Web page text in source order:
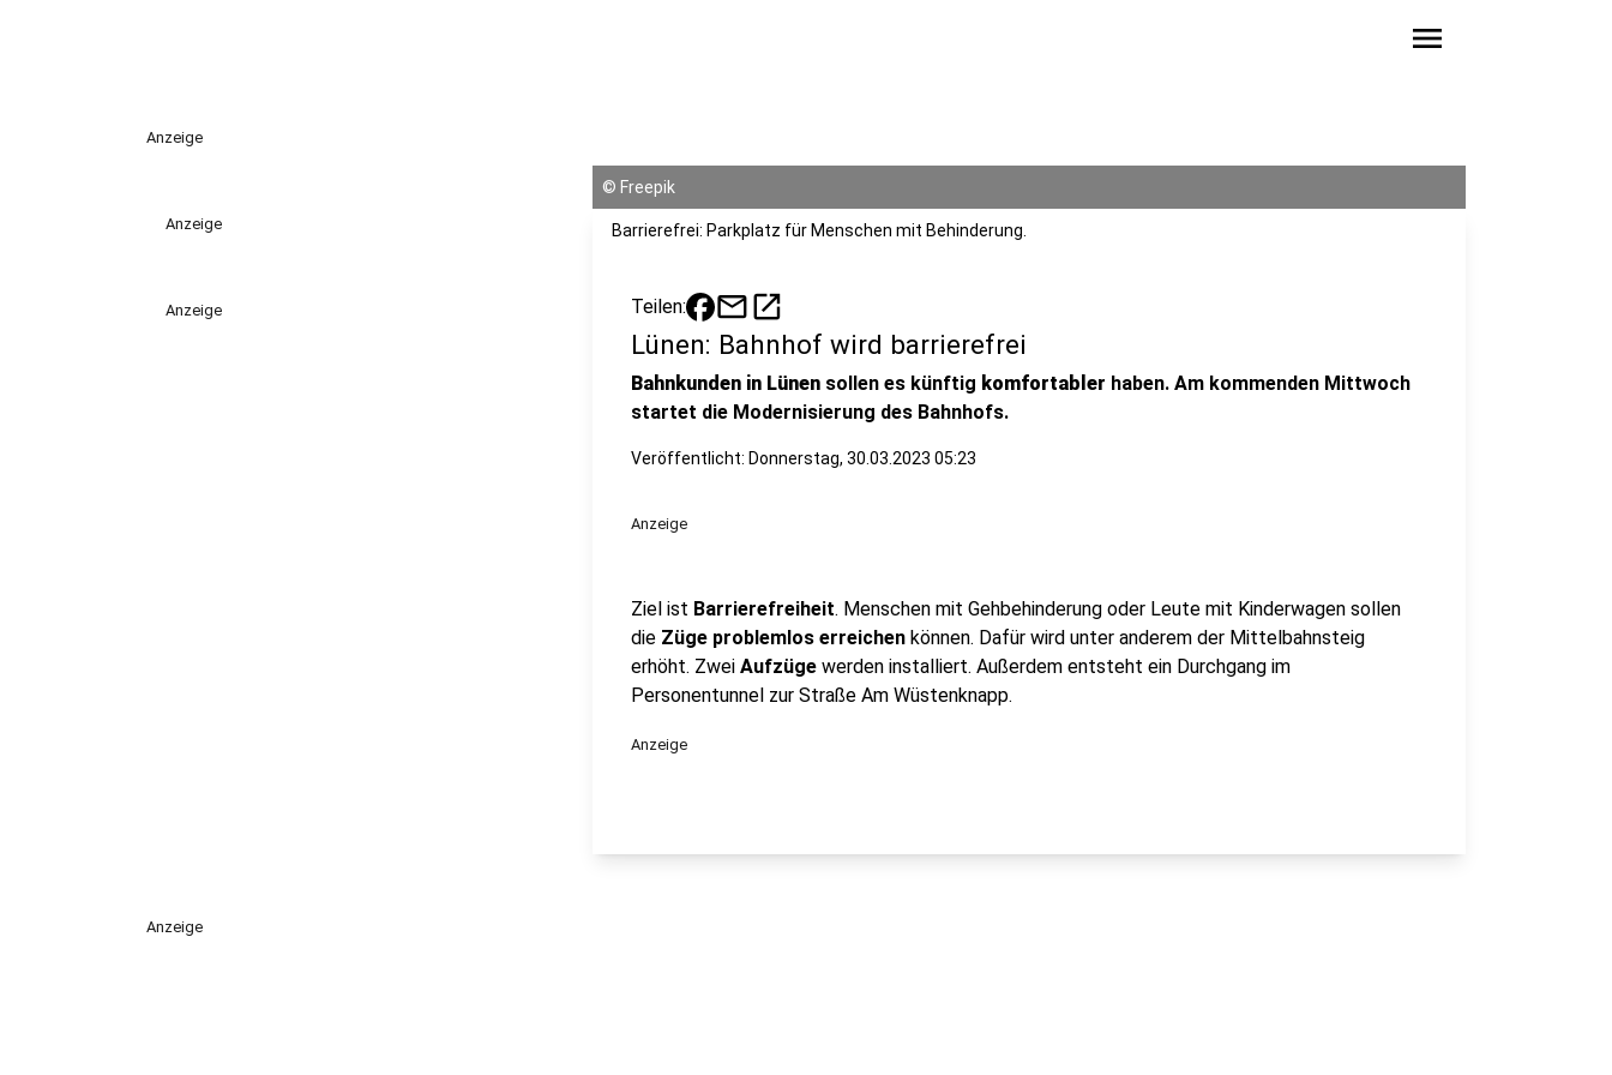
menu
Anzeige
Anzeige
Anzeige
© Freepik
Barrierefrei: Parkplatz für Menschen mit Behinderung.
Teilen: mailopen_in_new
Lünen: Bahnhof wird barrierefrei
Bahnkunden in Lünen sollen es künftig komfortabler haben. Am kommenden Mittwoch
startet die Modernisierung des Bahnhofs.
Veröffentlicht: Donnerstag, 30.03.2023 05:23
Anzeige
Ziel ist Barrierefreiheit. Menschen mit Gehbehinderung oder Leute mit Kinderwagen sollen
die Züge problemlos erreichen können. Dafür wird unter anderem der Mittelbahnsteig
erhöht. Zwei Aufzüge werden installiert. Außerdem entsteht ein Durchgang im
Personentunnel zur Straße Am Wüstenknapp.
Anzeige
Anzeige